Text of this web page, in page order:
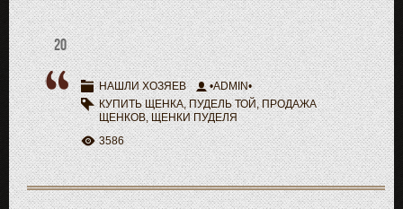
20
НАШЛИ ХОЗЯЕВ
•ADMIN•
КУПИТЬ ЩЕНКА,ПУДЕЛЬ ТОЙ,ПРОДАЖА
ЩЕНКОВ,ЩЕНКИ ПУДЕЛЯ
3586